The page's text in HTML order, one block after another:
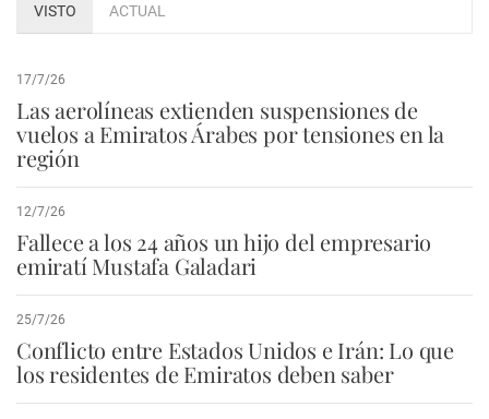
VISTO ACTUAL
17/7/26
Las aerolíneas extienden suspensiones de
vuelos a Emiratos Árabes por tensiones en la
región
12/7/26
Fallece a los 24 años un hijo del empresario
emiratí Mustafa Galadari
25/7/26
Conflicto entre Estados Unidos e Irán: Lo que
los residentes de Emiratos deben saber